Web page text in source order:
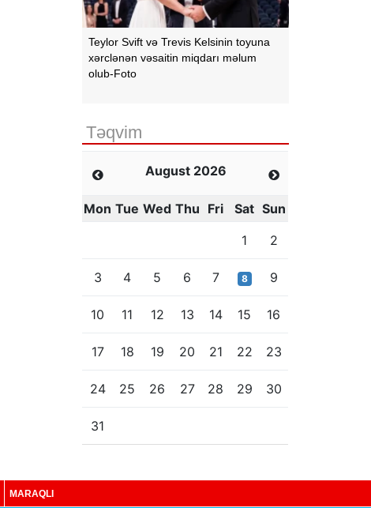
Teylor Svift və Trevis Kelsinin toyuna
xərclənən vəsaitin miqdarı məlum
olub-Foto
Təqvim
August 2026
Mon Tue Wed Thu Fri Sat Sun
1
2
3 4 5 6 7 8 9
10 11 12 13 14 15 16
17 18 19 20 21 22 23
24 25 26 27 28 29 30
31
MARAQLI